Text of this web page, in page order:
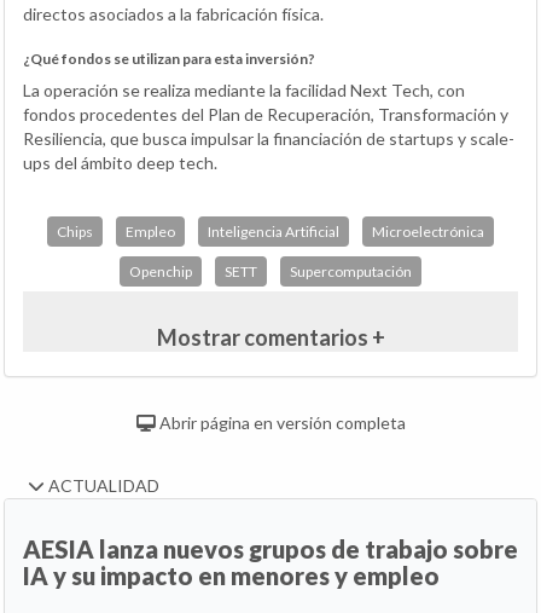
directos asociados a la fabricación física.
¿Qué fondos se utilizan para esta inversión?
La operación se realiza mediante la facilidad Next Tech, con
fondos procedentes del Plan de Recuperación, Transformación y
Resiliencia, que busca impulsar la financiación de startups y scale-
ups del ámbito deep tech.
Chips Empleo Inteligencia Artificial Microelectrónica
Openchip SETT Supercomputación
Mostrar comentarios +
Abrir página en versión completa
ACTUALIDAD
AESIA lanza nuevos grupos de trabajo sobre
IA y su impacto en menores y empleo